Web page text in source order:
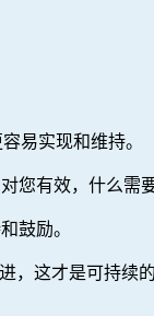
易实现和维持。
您有效，什么需要
鼓励。
，这才是可持续的